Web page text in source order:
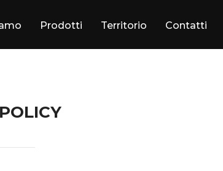
Prodotti Territorio Contatti